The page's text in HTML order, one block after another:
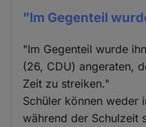
"Im Gegenteil
"Im Gegenteil wurde
(26, CDU) angeraten,
Zeit zu streiken."
Schüler können weder
während der Schulzeit